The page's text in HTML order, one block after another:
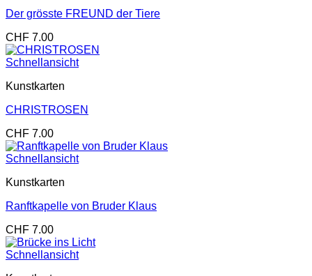
Der grösste FREUND der Tiere
CHF 7.00
Schnellansicht
Kunstkarten
CHRISTROSEN
CHF 7.00
Schnellansicht
Kunstkarten
Ranftkapelle von Bruder Klaus
CHF 7.00
Schnellansicht